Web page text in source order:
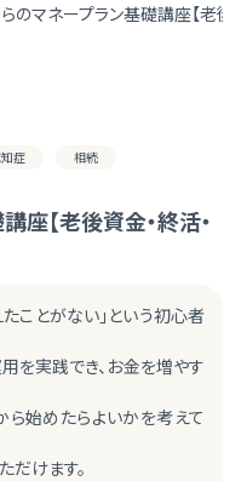
のマネープラン基礎講座【老後資
症 相続
座【老後資金・終活・
ことがない」という初心者
を実践でき、お金を増やす
始めたらよいかを考えて
だけます。